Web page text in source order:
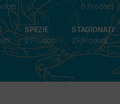
0 Prodotti
SPEZIE
0 Prodotti
STAGIONATI
25 Prodotti